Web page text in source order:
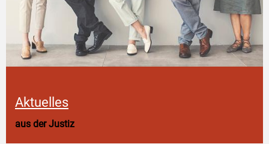
Aktuelles
aus der Justiz